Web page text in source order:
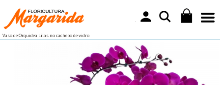
Vaso de Orquidea Lilas no cachepo de vidro